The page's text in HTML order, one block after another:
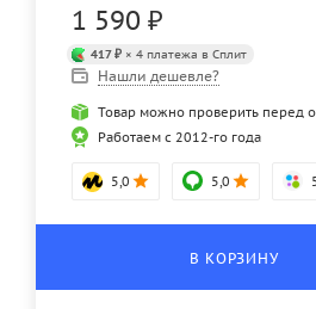
1 590 ₽
417 ₽ × 4 платежа в Сплит
Нашли дешевле?
Товар можно проверить перед
Работаем с 2012-го года
5,0 5,0
В КОРЗИНУ